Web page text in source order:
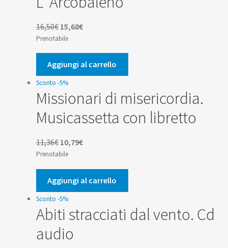
16,50€ Il
prezzo
originale
era:
16,50€.
15,68€Il
attuale
è:
15,68€.
Prenotabile
Aggiungi al carrello
Sconto -5%
Missionari di misericordia.
Musicassetta con libretto
11,36€ Il
prezzo
originale
era:
11,36€.
10,79€Il
attuale
è:
10,79€.
Prenotabile
Aggiungi al carrello
Sconto -5%
Abiti stracciati dal vento. Cd
audio